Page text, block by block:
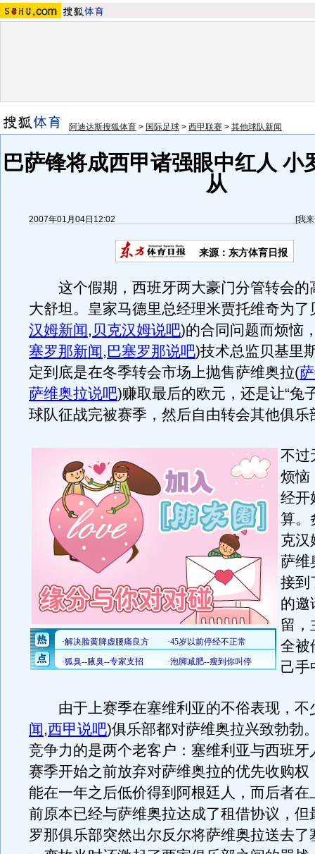
阿迪达斯搜狐体育 > 国际足球 > 西甲联赛 > 其他球队新闻
巴萨锋将成西甲诸强眼中红人 小
从
2007年01月04日12:02 [我
来源：东方体育日报
这个假期，西班牙两大豪门分管转会的
大舒坦。皇家马德里总经理米贾托维奇为了
汉姆新闻, 贝克汉姆说吧)的合同问题而烦恼
塞罗那新闻,巴塞罗那说吧)技术总监贝基里
定到底是在冬季转会市场上抛售萨维奥拉(
萨维奥拉说吧)赚取最后的欧元，还是让“兔
球队征战完被赛季，然后自由转会其他俱乐
不过
烦恼
经开
算。
克汉
萨维
接到
的邀
留，
全被
己手
由于上赛季在塞维利亚的不俗表现，不
闻,西甲说吧)俱乐部都对萨维奥拉兴致勃勃
竞争力的是两个老客户：塞维利亚与西班牙
赛季开始之前放弃对萨维奥拉的优先收购权
能在一年之后低价得到阿根廷人，而后者在
前原本已经与萨维奥拉达成了租借协议，但
罗那俱乐部突然出尔反尔将萨维奥拉送去了